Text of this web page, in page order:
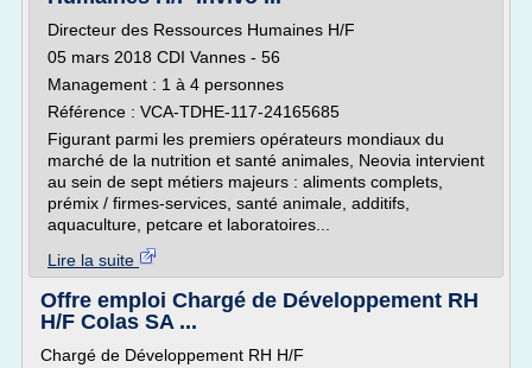
Directeur des Ressources Humaines H/F
05 mars 2018 CDI Vannes - 56
Management : 1 à 4 personnes
Référence : VCA-TDHE-117-24165685
Figurant parmi les premiers opérateurs mondiaux du
marché de la nutrition et santé animales, Neovia intervient
au sein de sept métiers majeurs : aliments complets,
prémix / firmes-services, santé animale, additifs,
aquaculture, petcare et laboratoires...
Lire la suite
Offre emploi Chargé de Développement RH
H/F Colas SA ...
Chargé de Développement RH H/F